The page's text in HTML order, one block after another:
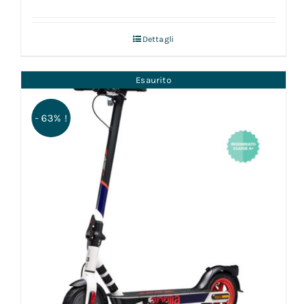
Dettagli
Esaurito
- 63% !